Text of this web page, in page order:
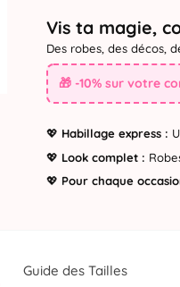
Vis ta magie,
Des robes, des décos,
🎁 -10% sur votre
💖 Habillage express :
💖 Look complet :
💖 Pour chaque
Guide des Tailles